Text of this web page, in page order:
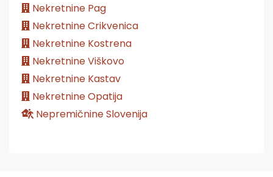
Nekretnine Pag
Nekretnine Crikvenica
Nekretnine Kostrena
Nekretnine Viškovo
Nekretnine Kastav
Nekretnine Opatija
Nepremičnine Slovenija